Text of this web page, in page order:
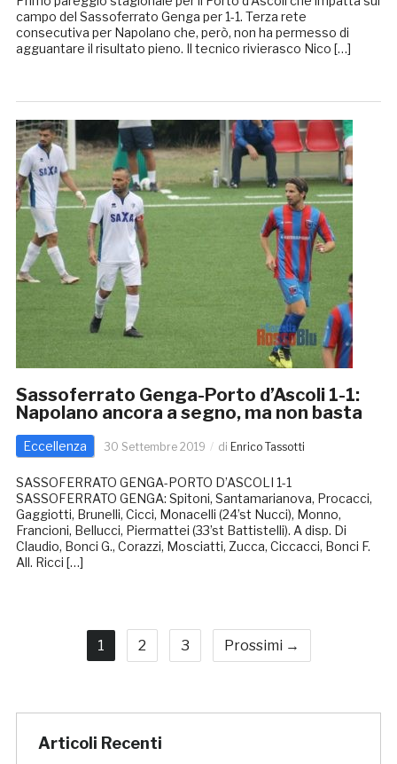
campo del Sassoferrato Genga per 1-1. Terza rete
consecutiva per Napolano che, però, non ha permesso di
agguantare il risultato pieno. Il tecnico rivierasco Nico […]
Sassoferrato Genga-Porto d’Ascoli 1-1:
Napolano ancora a segno, ma non basta
Eccellenza 30 Settembre 2019 di Enrico Tassotti
SASSOFERRATO GENGA-PORTO D’ASCOLI 1-1
SASSOFERRATO GENGA: Spitoni, Santamarianova, Procacci,
Gaggiotti, Brunelli, Cicci, Monacelli (24’st Nucci), Monno,
Francioni, Bellucci, Piermattei (33’st Battistelli). A disp. Di
Claudio, Bonci G., Corazzi, Mosciatti, Zucca, Ciccacci, Bonci F.
All. Ricci […]
1 2 3 Prossimi →
Articoli Recenti